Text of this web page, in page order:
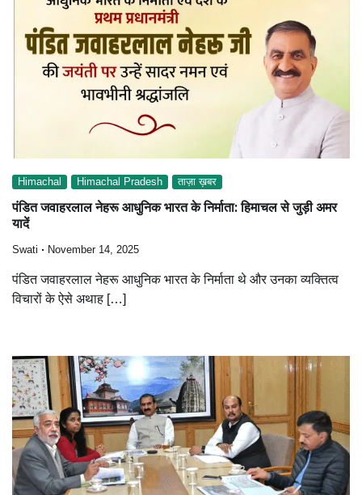
Himachal Himachal Pradesh ताज़ा ख़बर
पंडित जवाहरलाल नेहरू आधुनिक भारत के निर्माता: हिमाचल से जुड़ी अमर
यादें
Swati November 14, 2025
पंडित जवाहरलाल नेहरू आधुनिक भारत के निर्माता थे और उनका व्यक्तित्व
विचारों के ऐसे अथाह […]